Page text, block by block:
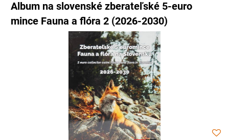
Album na slovenské zberateľské 5-euro
mince Fauna a flóra 2 (2026-2030)